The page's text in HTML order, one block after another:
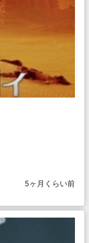
5ヶ月くらい前